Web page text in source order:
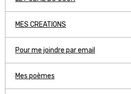
MES CREATIONS
Pour me joindre par email
Mes poèmes